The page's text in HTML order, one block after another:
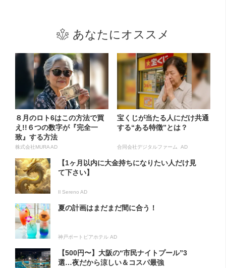
あなたにオススメ
８月のロト6はこの方法で買
え!!６つの数字が『完全一
致』する方法
株式会社MURA AD
宝くじが当たる人にだけ共通
する“ある特徴”とは？
合同会社デジタルファーム AD
【1ヶ月以内に大金持ちになりたい人だけ見
て下さい】
Il Sereno AD
夏の計画はまだまだ間に合う！
神戸ポートピアホテル AD
【500円〜】大阪の“市民ナイトプール”3
選…夜だから涼しい＆コスパ最強